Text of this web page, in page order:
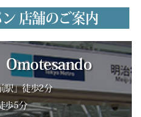
店舗のご案内
駅」徒歩2分
歩5分